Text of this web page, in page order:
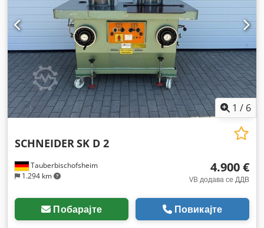
1 / 6
Tauberbischofsheim
1.294 km
SCHNEIDERSK D 2
4.900 €
VB додава се ДДВ
Побарајте Повикајте